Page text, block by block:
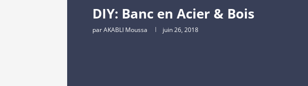
DIY: Banc en Acier & Bois
parAKABLI Moussa juin 26, 2018